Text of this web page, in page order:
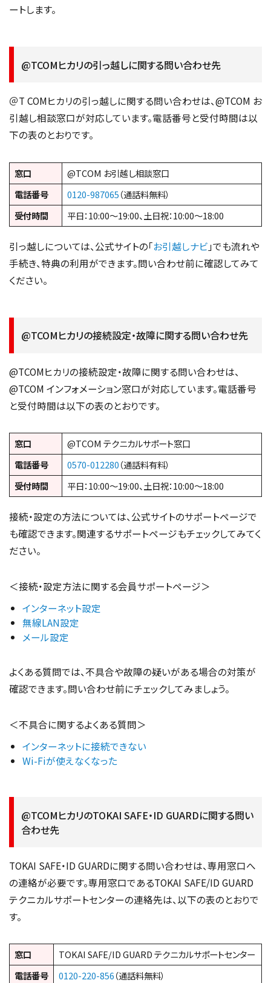
ートします。
@TCOMヒカリの引っ越しに関する問い合わせ先
＠T COMヒカリの引っ越しに関する問い合わせは、@TCOM お
引越し相談窓口が対応しています。電話番号と受付時間は以
下の表のとおりです。
窓口
@TCOM お引越し相談窓口
電話番号
0120-987065（通話料無料）
受付時間
平日：10:00〜19:00、土日祝：10:00〜18:00
引っ越しについては、公式サイトの「お引越しナビ 」でも流れや
手続き、特典の利用ができます。問い合わせ前に確認してみて
ください。
@TCOMヒカリの接続設定・故障に関する問い合わせ先
@TCOMヒカリの接続設定・故障に関する問い合わせは、
@TCOM インフォメーション窓口が対応しています。電話番号
と受付時間は以下の表のとおりです。
窓口
@TCOM テクニカルサポート窓口
電話番号
0570-012280（通話料有料）
受付時間
平日：10:00〜19:00、土日祝：10:00〜18:00
接続・設定の方法については、公式サイトのサポートページで
も確認できます。関連するサポートページもチェックしてみてく
ださい。
＜接続・設定方法に関する会員サポートページ＞
インターネット設定
無線LAN設定
メール設定
よくある質問では、不具合や故障の疑いがある場合の対策が
確認できます。問い合わせ前にチェックしてみましょう。
＜不具合に関するよくある質問＞
インターネットに接続できない
Wi-Fiが使えなくなった
@TCOMヒカリのTOKAI SAFE・ID GUARDに関する問い
合わせ先
TOKAI SAFE・ID GUARDに関する問い合わせは、専用窓口へ
の連絡が必要です。専用窓口であるTOKAI SAFE/ID GUARD
テクニカルサポートセンターの連絡先は、以下の表のとおりで
す。
窓口
TOKAI SAFE/ID GUARD テクニカルサポートセンター
電話番号
0120-220-856（通話料無料）